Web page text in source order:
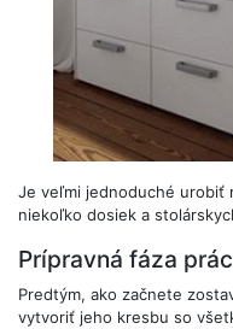
Je veľmi jednoduché urobiť
niekoľko dosiek a
Prípravná fáza
Predtým, ako začnete
vytvoriť jeho kresbu so